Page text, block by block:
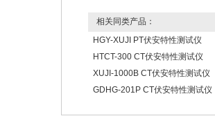
相关同类产品：
HGY-XUJI PT伏安特性测试仪
HTCT-300 CT伏安特性测试仪
XUJI-1000B CT伏安特性测试仪
GDHG-201P CT伏安特性测试仪